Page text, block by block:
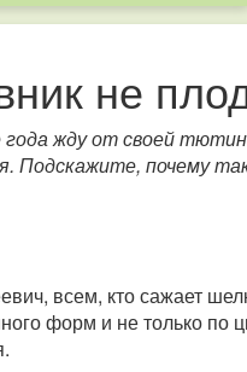
не
жду от своей
Подскажите, почему
всем, кто сажает
форм и не только по